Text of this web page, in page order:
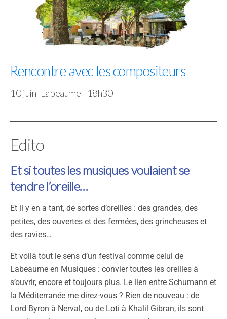
Rencontre avec les compositeurs
10 juin| Labeaume | 18h30
Edito
Et si toutes les musiques voulaient se
tendre l’oreille…
Et il y en a tant, de sortes d’oreilles : des grandes, des
petites, des ouvertes et des fermées, des grincheuses et
des ravies…
Et voilà tout le sens d’un festival comme celui de
Labeaume en Musiques : convier toutes les oreilles à
s’ouvrir, encore et toujours plus. Le lien entre Schumann et
la Méditerranée me direz-vous ? Rien de nouveau : de
Lord Byron à Nerval, ou de Loti à Khalil Gibran, ils sont